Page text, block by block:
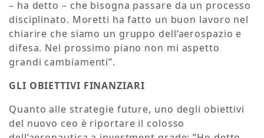
– ha detto – che bisogna passare da un processo
disciplinato. Moretti ha fatto un buon lavoro nel
chiarire che siamo un gruppo dell’aerospazio e
difesa. Nel prossimo piano non mi aspetto
grandi cambiamenti”.
GLI OBIETTIVI FINANZIARI
Quanto alle strategie future, uno degli obiettivi
del nuovo ceo è riportare il colosso